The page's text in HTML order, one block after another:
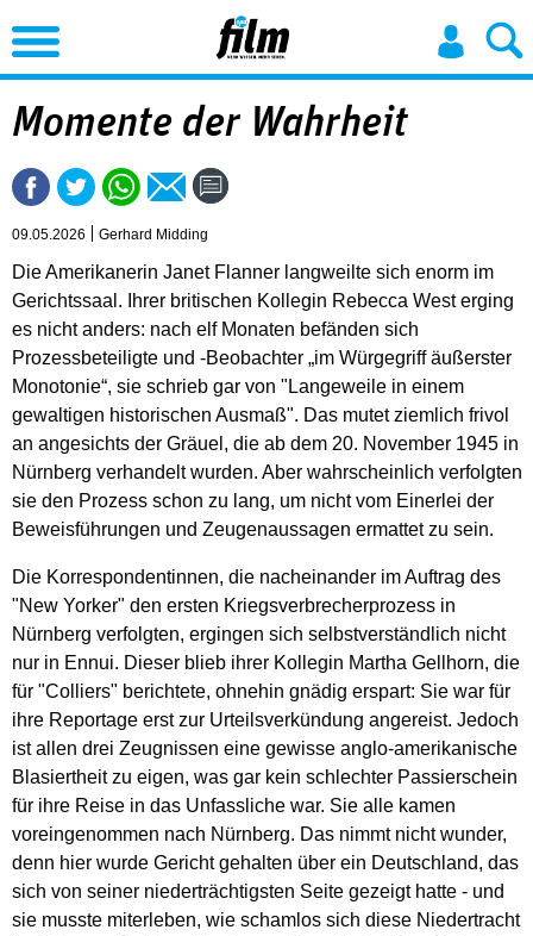
Jump to Navigation
Momente der Wahrheit
09.05.2026 Gerhard Midding
Die Amerikanerin Janet Flanner langweilte sich enorm im
Gerichtssaal. Ihrer britischen Kollegin Rebecca West erging
es nicht anders: nach elf Monaten befänden sich
Prozessbeteiligte und -Beobachter „im Würgegriff äußerster
Monotonie“, sie schrieb gar von "Langeweile in einem
gewaltigen historischen Ausmaß". Das mutet ziemlich frivol
an angesichts der Gräuel, die ab dem 20. November 1945 in
Nürnberg verhandelt wurden. Aber wahrscheinlich verfolgten
sie den Prozess schon zu lang, um nicht vom Einerlei der
Beweisführungen und Zeugenaussagen ermattet zu sein.
Die Korrespondentinnen, die nacheinander im Auftrag des
"New Yorker" den ersten Kriegsverbrecherprozess in
Nürnberg verfolgten, ergingen sich selbstverständlich nicht
nur in Ennui. Dieser blieb ihrer Kollegin Martha Gellhorn, die
für "Colliers" berichtete, ohnehin gnädig erspart: Sie war für
ihre Reportage erst zur Urteilsverkündung angereist. Jedoch
ist allen drei Zeugnissen eine gewisse anglo-amerikanische
Blasiertheit zu eigen, was gar kein schlechter Passierschein
für ihre Reise in das Unfassliche war. Sie alle kamen
voreingenommen nach Nürnberg. Das nimmt nicht wunder,
denn hier wurde Gericht gehalten über ein Deutschland, das
sich von seiner niederträchtigsten Seite gezeigt hatte - und
sie musste miterleben, wie schamlos sich diese Niedertracht